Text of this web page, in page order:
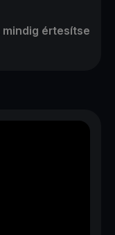
mindig értesítse